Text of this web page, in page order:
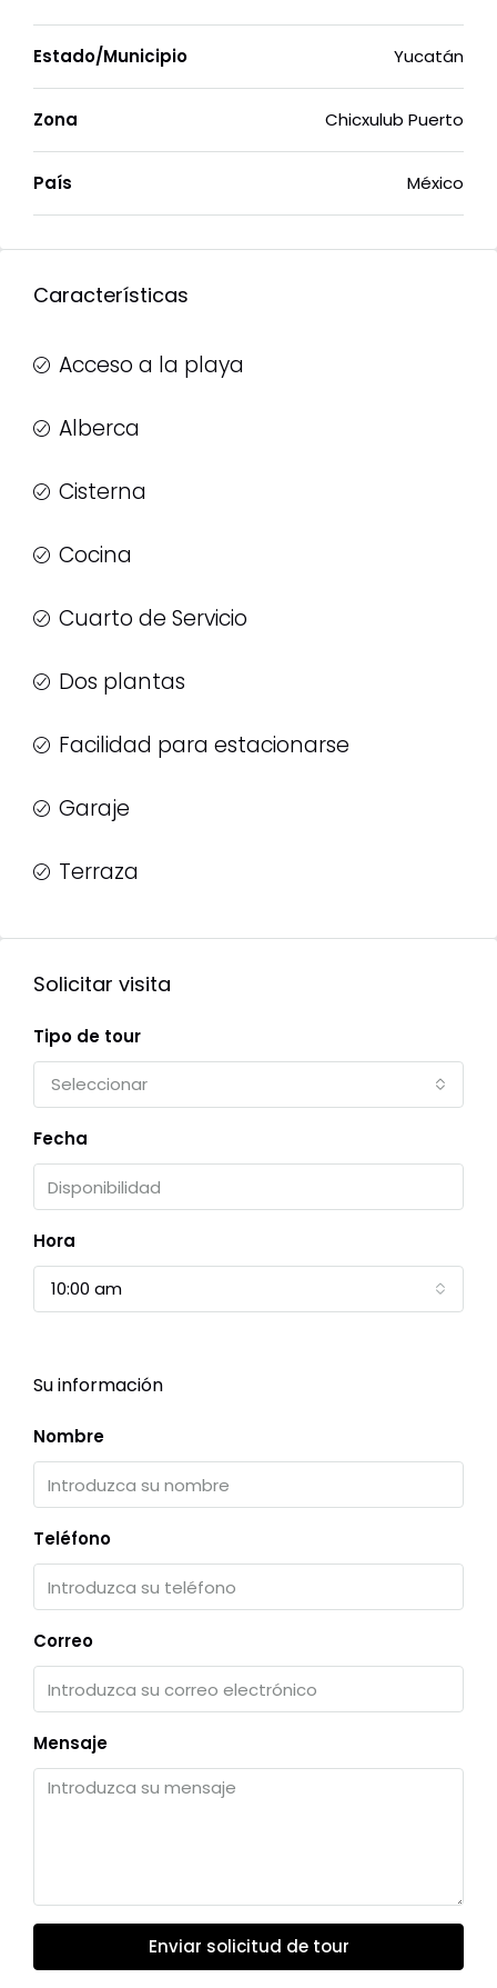
Estado/Municipio Yucatán
Zona Chicxulub Puerto
País México
Características
Acceso a la playa
Alberca
Cisterna
Cocina
Cuarto de Servicio
Dos plantas
Facilidad para estacionarse
Garaje
Terraza
Solicitar visita
Tipo de tour
Seleccionar
Fecha
Hora
10:00 am
Su información
Nombre
Teléfono
Correo
Mensaje
Enviar solicitud de tour